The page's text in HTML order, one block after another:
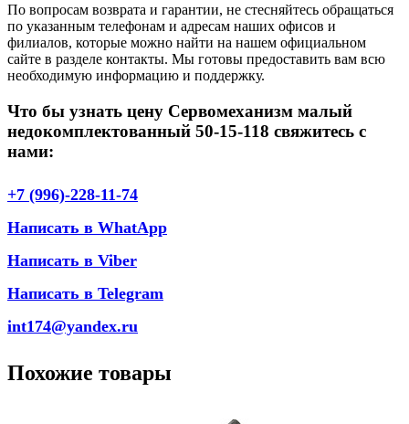
По вопросам возврата и гарантии, не стесняйтесь обращаться
по указанным телефонам и адресам наших офисов и
филиалов, которые можно найти на нашем официальном
сайте в разделе контакты. Мы готовы предоставить вам всю
необходимую информацию и поддержку.
Что бы узнать цену Сервомеханизм малый
недокомплектованный 50-15-118 свяжитесь с
нами:
+7 (996)-228-11-74
Написать в WhatApp
Написать в Viber
Написать в Telegram
int174@yandex.ru
Похожие товары